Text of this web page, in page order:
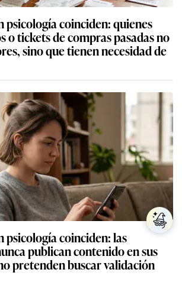
psicología coinciden: quienes
o tickets de compras pasadas no
sino que tienen necesidad de
psicología coinciden: las
publican contenido en sus
pretenden buscar validación